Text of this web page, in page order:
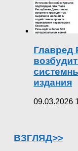
Главред
издания
09.03.2026
ВЗГЛЯД>>